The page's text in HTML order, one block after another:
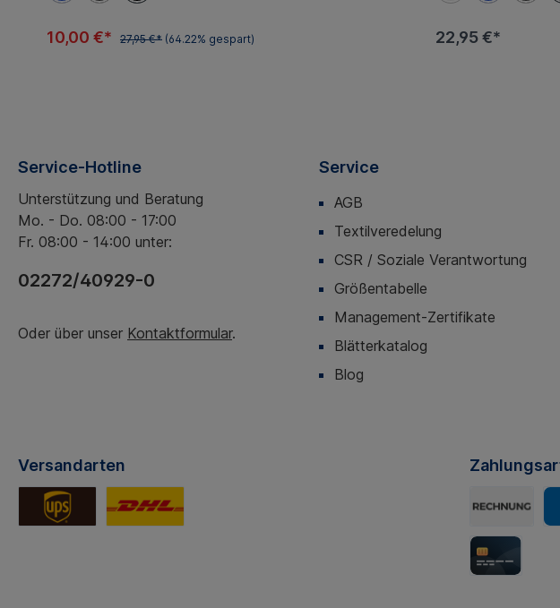
10,00 €* 27,95 €* (64.22% gespart) 22,95 €*
Service-Hotline
Unterstützung und Beratung
Mo. - Do. 08:00 - 17:00
Fr. 08:00 - 14:00 unter:
02272/40929-0
Oder über unser Kontaktformular.
Service
AGB
Textilveredelung
CSR / Soziale Verantwortung
Größentabelle
Management-Zertifikate
Blätterkatalog
Blog
Versandarten